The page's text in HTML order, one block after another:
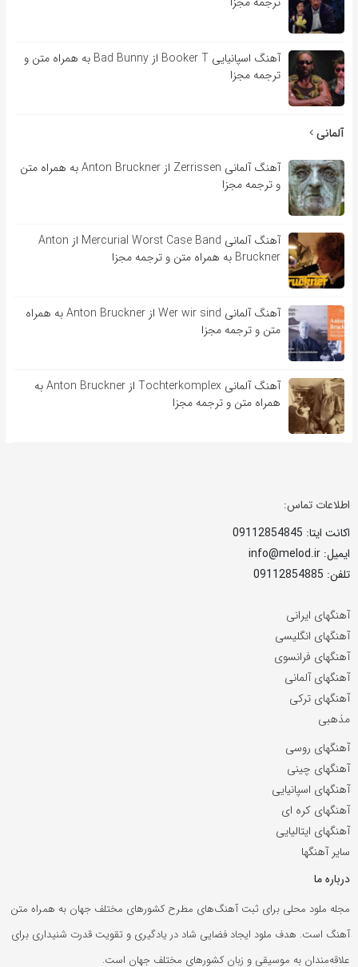
آهنگ اسپانیایی Booker T از Bad Bunny به همراه متن و
ترجمه مجزا
آلمانی
آهنگ آلمانی Zerrissen از Anton Bruckner به همراه متن
و ترجمه مجزا
آهنگ آلمانی Mercurial Worst Case Band از Anton
Bruckner به همراه متن و ترجمه مجزا
آهنگ آلمانی Wer wir sind از Anton Bruckner به همراه
متن و ترجمه مجزا
آهنگ آلمانی Tochterkomplex از Anton Bruckner به
همراه متن و ترجمه مجزا
اطلاعات تماس:
اکانت ایتا: 09112854845
ایمیل: info@melod.ir
تلفن: 09112854885
آهنگهای ایرانی
آهنگهای انگلیسی
آهنگهای فرانسوی
آهنگهای آلمانی
آهنگهای ترکی
مذهبی
آهنگهای روسی
آهنگهای چینی
آهنگهای اسپانیایی
آهنگهای کره ای
آهنگهای ایتالیایی
سایر آهنگها
درباره ما
مجله ملود محلی برای ثبت آهنگ‌های مطرح کشورهای مختلف جهان به همراه متن
آهنگ است. هدف ملود ایجاد فضایی شاد در یادگیری و تقویت قدرت شنیداری برای
علاقه‌مندان به موسیقی و زبان کشورهای مختلف جهان است.